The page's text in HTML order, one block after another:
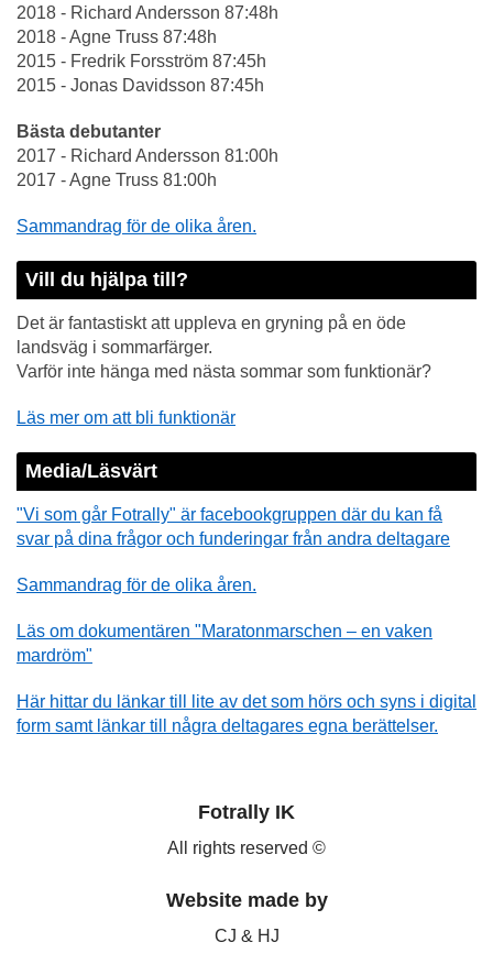
2018 - Richard Andersson 87:48h
2018 - Agne Truss 87:48h
2015 - Fredrik Forsström 87:45h
2015 - Jonas Davidsson 87:45h
Bästa debutanter
2017 - Richard Andersson 81:00h
2017 - Agne Truss 81:00h
Sammandrag för de olika åren.
Vill du hjälpa till?
Det är fantastiskt att uppleva en gryning på en öde
landsväg i sommarfärger.
Varför inte hänga med nästa sommar som funktionär?
Läs mer om att bli funktionär
Media/Läsvärt
"Vi som går Fotrally" är facebookgruppen där du kan få
svar på dina frågor och funderingar från andra deltagare
Sammandrag för de olika åren.
Läs om dokumentären "Maratonmarschen – en vaken
mardröm"
Här hittar du länkar till lite av det som hörs och syns i digital
form samt länkar till några deltagares egna berättelser.
Fotrally IK
All rights reserved ©
Website made by
CJ & HJ